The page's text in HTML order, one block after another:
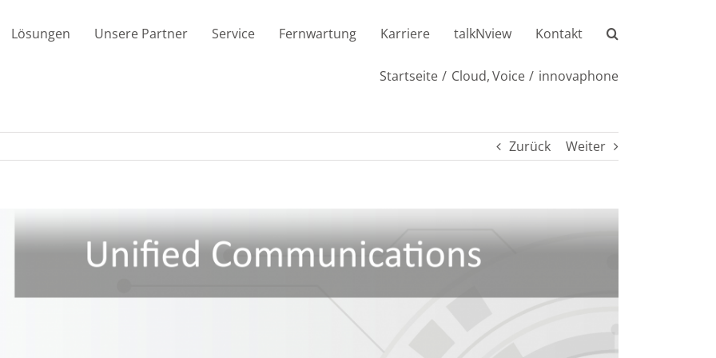
Lösungen Unsere Partner Service Fernwartung Karriere talkNview Kontakt
Startseite Cloud Voice innovaphone
Zurück Weiter